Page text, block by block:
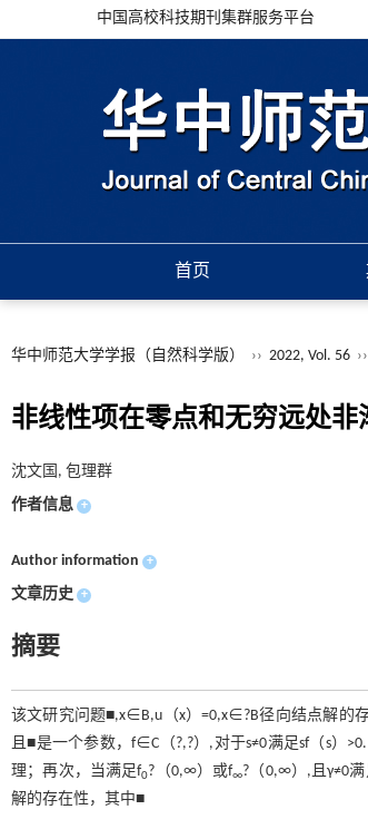
中国高校科技期刊集群服务平台
首页
华中师范大学学报（自然科学版） ›› 2022, Vol. 56 ››
非线性项在零点和无穷远处非
沈文国, 包理群
作者信息 +
Author information +
文章历史 +
摘要
该文研究问题■,x∈B,u（x）=0,x∈?B径向结点解的
且■是一个参数，f∈C（?,?）,对于s≠0满足sf（s）
理；再次，当满足f0?（0,∞）或f∞?（0,∞）,且γ≠0
解的存在性，其中■